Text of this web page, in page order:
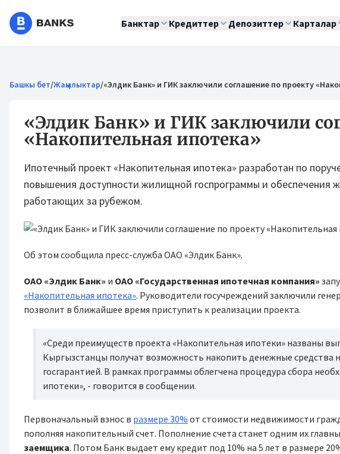
Банктар Кредиттер Депозиттер Карталар
Башкы бет/Жаңылыктар/«Элдик Банк» и ГИК заключили соглашение по проекту
«Элдик Банк» и ГИК заключили
«Накопительная ипотека»
Ипотечный проект «Накопительная ипотека» разработан по
повышения доступности жилищной госпрограммы и обеспечения
работающих за рубежом.
Об этом сообщила пресс-служба ОАО «Элдик Банк».
ОАО «Элдик Банк» и ОАО «Государственная ипотечная компания»
«Накопительная ипотека». Руководители госучреждений заключили
позволит в ближайшее время приступить к реализации проекта.
«Среди преимуществ проекта «Накопительная ипотеки» названы
Кыргызстанцы получат возможность накопить денежные средства
госгарантией. В рамках программы облегчена процедура сбора
ипотеки», - говорится в сообщении.
Первоначальный взнос в размере 30% от стоимости недвижимости
пополняя накопительный счет. Пополнение счета станет одним их
заемщика. Потом Банк выдает ему кредит под 10% на 5 лет в размере